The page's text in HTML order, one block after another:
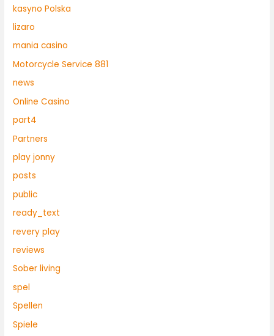
kasyno Polska
lizaro
mania casino
Motorcycle Service 881
news
Online Casino
part4
Partners
play jonny
posts
public
ready_text
revery play
reviews
Sober living
spel
Spellen
Spiele